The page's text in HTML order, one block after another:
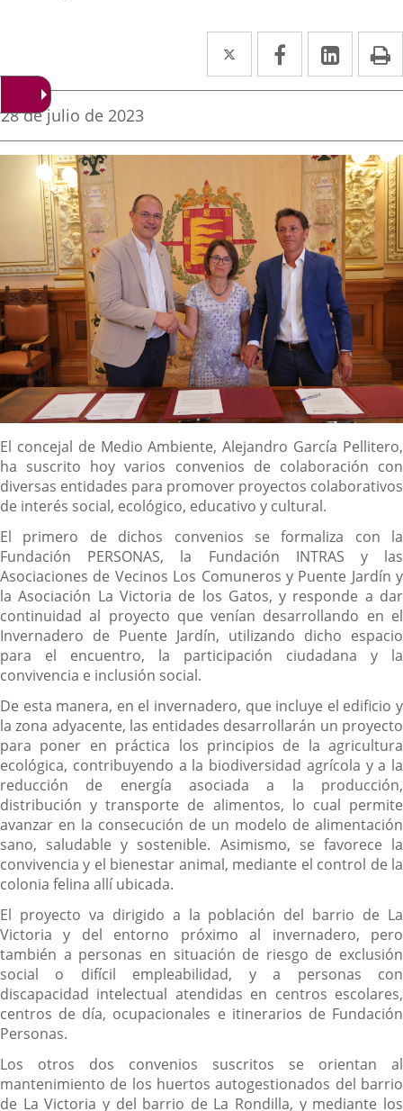
Twitter
Enlace
a
aplicación
externa.
Facebook
Enlace
a
aplicación
externa.
Enlace
a
Fecha
la
noticia
28 de julio de 2023
Descripción
El concejal de Medio Ambiente, Alejandro García Pellitero,
ha suscrito hoy varios convenios de colaboración con
diversas entidades para promover proyectos colaborativos
de interés social, ecológico, educativo y cultural.
El primero de dichos convenios se formaliza con la
Fundación PERSONAS, la Fundación INTRAS y las
Asociaciones de Vecinos Los Comuneros y Puente Jardín y
la Asociación La Victoria de los Gatos, y responde a dar
continuidad al proyecto que venían desarrollando en el
Invernadero de Puente Jardín, utilizando dicho espacio
para el encuentro, la participación ciudadana y la
convivencia e inclusión social.
De esta manera, en el invernadero, que incluye el edificio y
la zona adyacente, las entidades desarrollarán un proyecto
para poner en práctica los principios de la agricultura
ecológica, contribuyendo a la biodiversidad agrícola y a la
reducción de energía asociada a la producción,
distribución y transporte de alimentos, lo cual permite
avanzar en la consecución de un modelo de alimentación
sano, saludable y sostenible. Asimismo, se favorece la
convivencia y el bienestar animal, mediante el control de la
colonia felina allí ubicada.
El proyecto va dirigido a la población del barrio de La
Victoria y del entorno próximo al invernadero, pero
también a personas en situación de riesgo de exclusión
social o difícil empleabilidad, y a personas con
discapacidad intelectual atendidas en centros escolares,
centros de día, ocupacionales e itinerarios de Fundación
Personas.
Los otros dos convenios suscritos se orientan al
mantenimiento de los huertos autogestionados del barrio
de La Victoria y del barrio de La Rondilla, y mediante los